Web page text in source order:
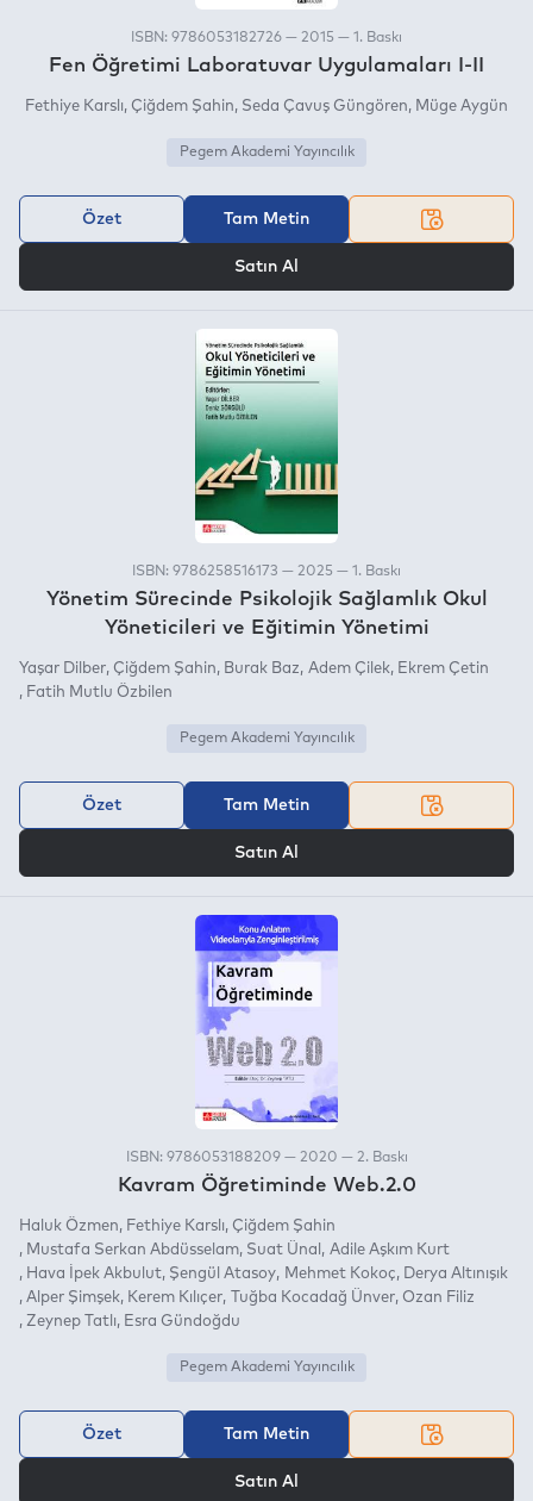
ISBN: 9786053182726 — 2015 — 1. Baskı
Fen Öğretimi Laboratuvar Uygulamaları I-II
Fethiye Karslı Çiğdem Şahin Seda Çavuş Güngören Müge Aygün
Pegem Akademi Yayıncılık
Özet Tam Metin
Satın Al
ISBN: 9786258516173 — 2025 — 1. Baskı
Yönetim Sürecinde Psikolojik Sağlamlık Okul
Yöneticileri ve Eğitimin Yönetimi
Yaşar Dilber Çiğdem Şahin Burak Baz Adem Çilek
Ekrem Çetin
Fatih Mutlu Özbilen
Pegem Akademi Yayıncılık
Özet Tam Metin
Satın Al
ISBN: 9786053188209 — 2020 — 2. Baskı
Kavram Öğretiminde Web.2.0
Haluk Özmen Fethiye Karslı
Çiğdem Şahin
Mustafa Serkan Abdüsselam Suat Ünal
Adile Aşkım Kurt
Hava İpek Akbulut Şengül Atasoy Mehmet Kokoç
Derya Altınışık
Alper Şimşek
Kerem Kılıçer Tuğba Kocadağ Ünver Ozan Filiz
Zeynep Tatlı
Esra Gündoğdu
Pegem Akademi Yayıncılık
Özet Tam Metin
Satın Al